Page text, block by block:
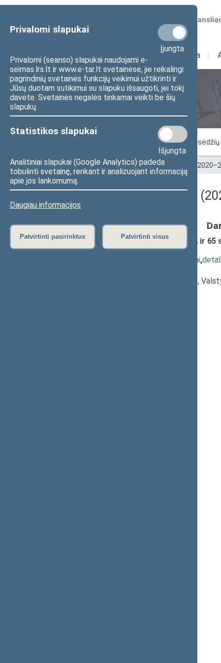
Privalomi slapukai
Įjungta
Privalomi (seanso) slapukai naudojami e-
seimas.lrs.lt ir www.e-tar.lt svetainėse, jie reikalingi
pagrindinių svetainės funkcijų veikimui užtikrinti ir
Jūsų duotam sutikimui su slapuku išsaugoti, jei tokį
davėte. Svetainės negalės tinkamai veikti be šių
slapukų.
Statistikos slapukai
Išjungta
Analitiniai slapukai (Google Analytics) padeda
tobulinti svetainę, renkant ir analizuojant informaciją
apie jos lankomumą.
Daugiau informacijos
Patvirtinti pasirinktus Patvirtinti visus
Numatomos
Sudėtis Veikla I
Seimo posėdžiai
Posėdžiai
Pradžia>Seimo posėdžiai>Kadencijos
Darbotvarkės klausimas
Koncesijų įstatymo Nr. I-1510 58, 62 ir
priėmimas
susiję dokumentai,
, Komiteto pirmininkas,